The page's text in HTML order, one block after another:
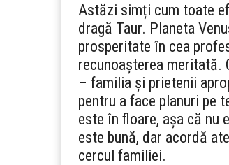
Astăzi simți cum toate
dragă Taur. Planeta
prosperitate în cea
recunoașterea meritată.
– familia și prietenii
pentru a face planuri pe
este în floare, așa că nu
este bună, dar acordă
cercul familiei.